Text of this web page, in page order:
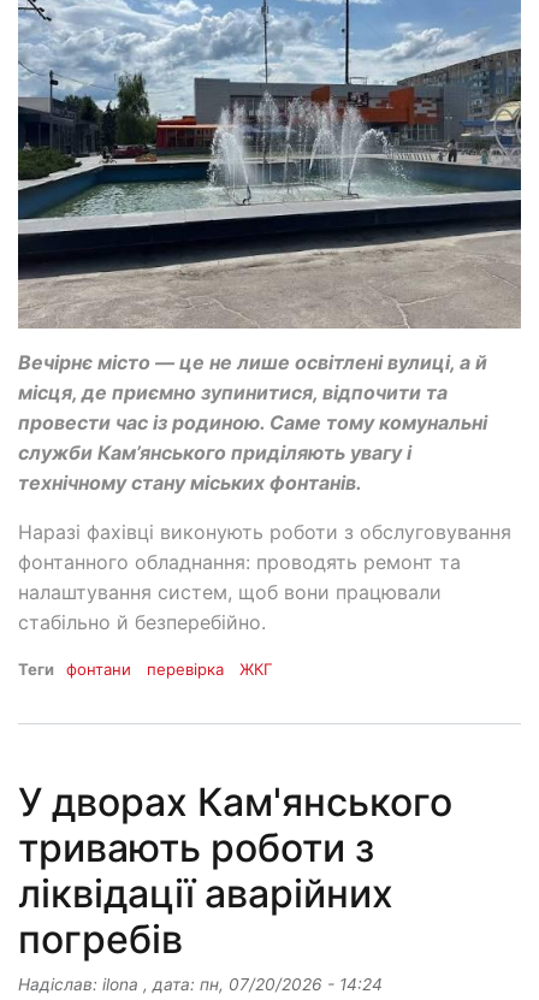
Вечірнє місто — це не лише освітлені вулиці, а й
місця, де приємно зупинитися, відпочити та
провести час із родиною. Саме тому комунальні
служби Кам’янського приділяють увагу і
технічному стану міських фонтанів.
Наразі фахівці виконують роботи з обслуговування
фонтанного обладнання: проводять ремонт та
налаштування систем, щоб вони працювали
стабільно й безперебійно.
Теги фонтани перевірка ЖКГ
У дворах Кам'янського
тривають роботи з
ліквідації аварійних
погребів
Надіслав: ilona , дата: пн, 07/20/2026 - 14:24